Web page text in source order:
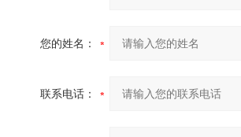
您的姓名：
联系电话：